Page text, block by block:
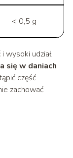
< 0,5 g
wysoki udział
się w daniach
część
zachować